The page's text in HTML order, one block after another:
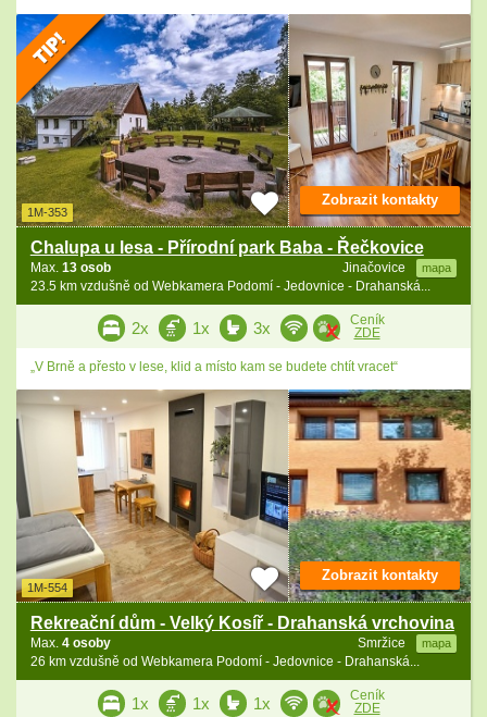
1M-353
Chalupa u lesa - Přírodní park Baba - Řečkovice
Jinačovice mapa
Max. 13 osob
23.5 km vzdušně od Webkamera Podomí - Jedovnice - Drahanská...
Zobrazit kontakty
2x 1x 3x
Ceník
ZDE
„V Brně a přesto v lese, klid a místo kam se budete chtít vracet“
1M-554
Rekreační dům - Velký Kosíř - Drahanská vrchovina
Smržice mapa
Max. 4 osoby
26 km vzdušně od Webkamera Podomí - Jedovnice - Drahanská...
Zobrazit kontakty
1x 1x 1x
Ceník
ZDE